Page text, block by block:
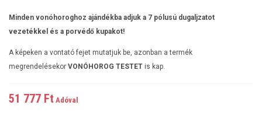
Minden vonóhoroghoz ajándékba adjuk a 7 pólusú dugaljzatot
vezetékkel és a porvédő kupakot!
A képeken a vontató fejet mutatjuk be, azonban a termék
megrendelésekor VONÓHOROG TESTET is kap.
51 777 Ft‎ Adóval